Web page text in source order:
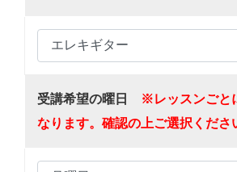
受講希望の曜日
※レッスンごと
なります。確認の上ご選択くださ